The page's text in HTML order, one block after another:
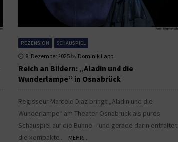
REZENSION SCHAUSPIEL
8. Dezember 2025 by Dominik Lapp
Reich an Bildern: „Aladin und die
Wunderlampe“ in Osnabrück
Regisseur Marcelo Diaz bringt „Aladin und die
Wunderlampe“ am Theater Osnabrück als pures
Schauspiel auf die Bühne – und gerade darin entfaltet
die kompakte...
MEHR...